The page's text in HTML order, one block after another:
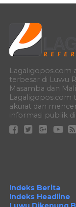
Lagaligopos.com
terbesar di Luwu
Masamba dan
Lagaligopos.com
akurat dan
informasi publik di
Indeks Berita
Indeks Headline